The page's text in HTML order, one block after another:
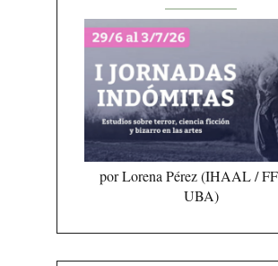
por Lorena Pérez (IHAAL /
UBA)